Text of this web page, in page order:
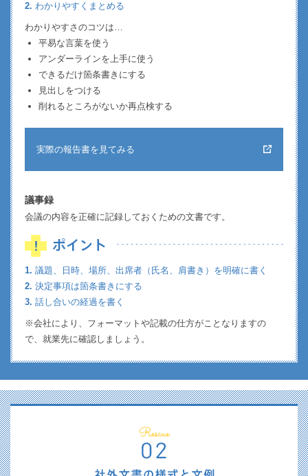
2. わかりやすくまとめる
わかりやすさのコツは…
平易な言葉を使う
アンダーラインを上手に使う
できるだけ箇条書きにする
見出しをつける
削れるところがないか再点検する
実際の報告書を見てみる
議事録
会議の内容を正確に記録しておくための文書です。
1. 議題、日時、場所、出席者（氏名、肩書き）を明確に書く
2. 決定事項は箇条書きにする
3. 話し合いの経過を書く
※会社により、フォーマットや記載の仕方がことなりますの
で、就業先に確認しましょう。